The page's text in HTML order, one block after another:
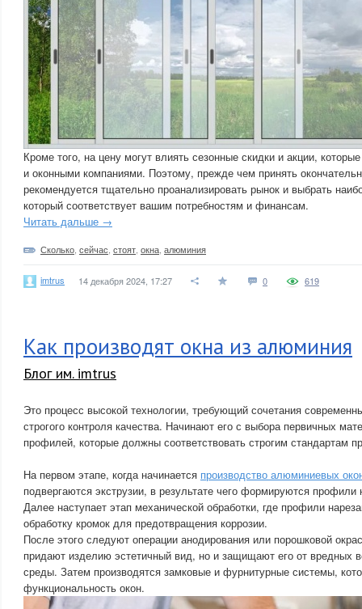
Кроме того, на цену могут влиять сезонные скидки и акции,
и оконными компаниями. Поэтому, прежде чем принять
рекомендуется тщательно проанализировать рынок и выбрать
который соответствует вашим потребностям и финансам.
Читать дальше →
Сколько сейчас стоят окна алюминия
imtrus 14 декабря 2024, 17:27 0 619
Как производят окна из алюминия
Блог им. imtrus
Это процесс высокой технологии, требующий сочетания
строгого контроля качества. Начинают его с выбора первичных
профилей, которые должны соответствовать строгим стандартам
На первом этапе, когда начинается производство алюминиевых
подвергаются экструзии, в результате чего формируются
Далее наступает этап механической обработки, где профили
обработку кромок для предотвращения коррозии.
После этого следуют операции анодирования или порошковой
придают изделию эстетичный вид, но и защищают его от вредных
среды. Затем производятся замковые и фурнитурные системы,
функциональность окон.